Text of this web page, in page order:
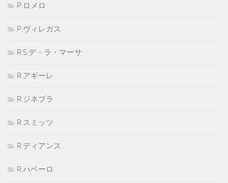
P.ロメロ
P.ヴィレガス
R.S.デ・ラ・マーサ
R.アギーレ
R.ジネブラ
R.スミッツ
R.ディアンス
R.ハベーロ